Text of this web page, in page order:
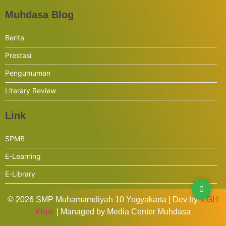
Muhdasa Blog
Berita
Prestasi
Pengumuman
Literary Review
Link
SPMB
E-Learning
E-Library
© 2026 SMP Muhamamdiyah 10 Yogyakarta | Dev by:LGH
Khun | Managed by Media Center Muhdasa